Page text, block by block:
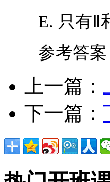
E. 只有Ⅱ
参考答案：
上一篇：
下一篇：